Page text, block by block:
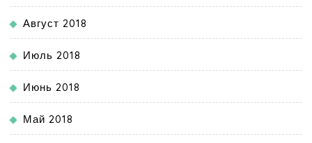
Август 2018
Июль 2018
Июнь 2018
Май 2018